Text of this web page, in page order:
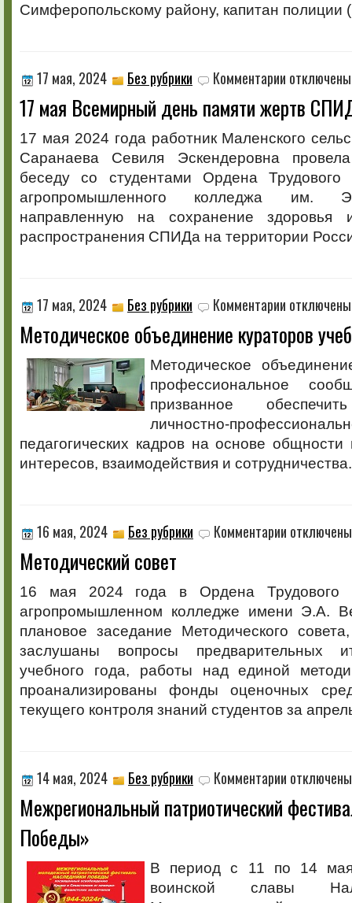
Симферопольскому району, капитан полиции
17 мая, 2024 Без рубрики Комментарии записи
17
мая
день
памяти
жертв
СПИДа
отключены
17 мая Всемирный день памяти жертв
17 мая 2024 года работник Маленского
Саранаева Севиля Эскендеровна
беседу со студентами Ордена Трудового
агропромышленного колледжа им.
направленную на сохранение здоровья
распространения СПИДа на территории
17 мая, 2024 Без рубрики Комментарии записи
Методическое
объединение
учебных
групп
отключены
Методическое объединение кураторов
Методическое
профессиональное
призванное
личностно-
педагогических кадров на основе
интересов, взаимодействия и сотрудничества.
16 мая, 2024 Без рубрики Комментарии записи
отключены
Методический совет
16 мая 2024 года в Ордена Трудового
агропромышленном колледже имени Э.А.
плановое заседание Методического
заслушаны вопросы предварительных
учебного года, работы над единой
проанализированы фонды оценочных
текущего контроля знаний студентов за
14 мая, 2024 Без рубрики Комментарии записи
патриотический
отключены
Межрегиональный патриотический
Победы»
В период с 11 по 14
воинской славы